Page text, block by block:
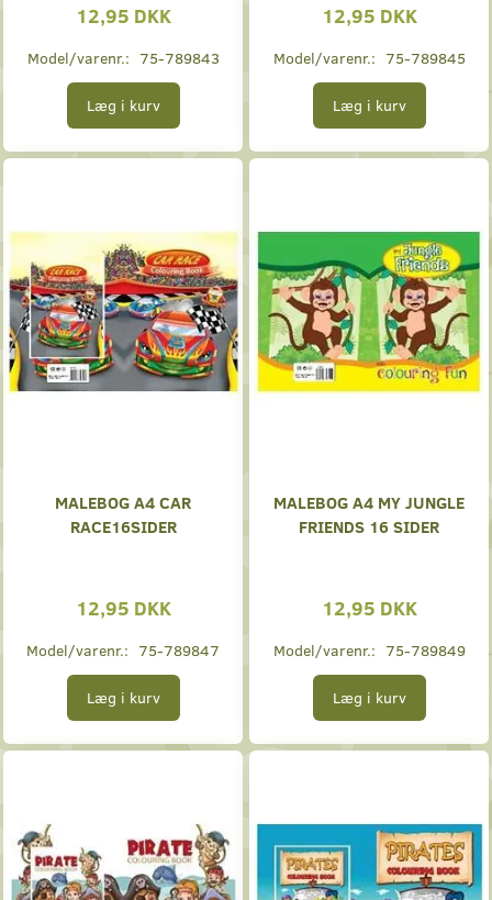
12,95 DKK
Model/varenr.: 75-789843
Læg i kurv
12,95 DKK
Model/varenr.: 75-789845
Læg i kurv
MALEBOG A4 CAR
RACE16SIDER
12,95 DKK
Model/varenr.: 75-789847
Læg i kurv
MALEBOG A4 MY JUNGLE
FRIENDS 16 SIDER
12,95 DKK
Model/varenr.: 75-789849
Læg i kurv